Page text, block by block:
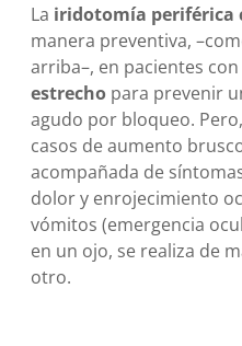
La iridotomía periférica
manera preventiva,
arriba–, en pacientes con
estrechopara prevenir
agudo por bloqueo.
casos de aumento
acompañada de
dolor y enrojecimiento
vómitos (emergencia
en un ojo, se realiza de
otro.